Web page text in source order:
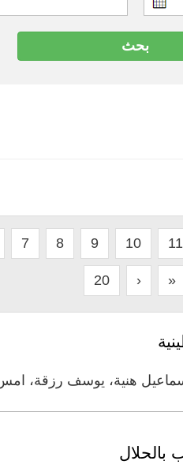
7 8 9 10 11
20 › »
هنية، يوسف رزقة،
بالحلال